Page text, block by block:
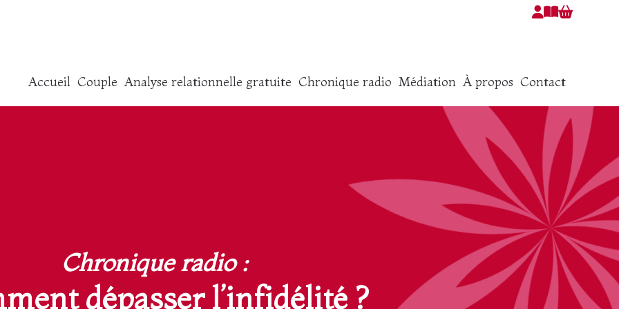
Accueil Couple Analyse relationnelle gratuite Chronique radio Médiation À propos Contact
Chronique radio :
dépasser l’infidélité ?